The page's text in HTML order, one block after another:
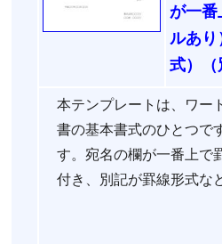
が一番
ルあ
式）（
本テンプレートは、ワー
書の基本書式のひとつで
す。宛名の欄が一番上で
付き、別記が罫線形式な